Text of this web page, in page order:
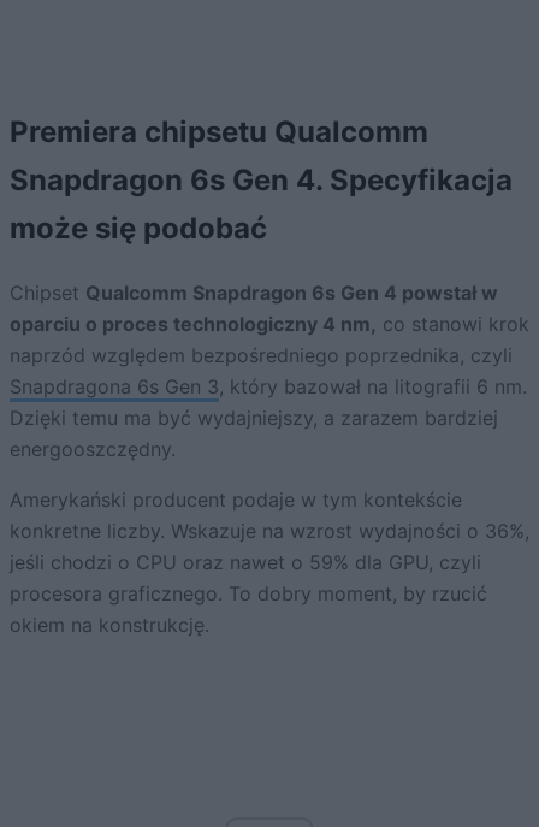
Premiera chipsetu Qualcomm
Snapdragon 6s Gen 4. Specyfikacja
może się podobać
Chipset Qualcomm Snapdragon 6s Gen 4 powstał w
oparciu o proces technologiczny 4 nm, co stanowi krok
naprzód względem bezpośredniego poprzednika, czyli
Snapdragona 6s Gen 3, który bazował na litografii 6 nm.
Dzięki temu ma być wydajniejszy, a zarazem bardziej
energooszczędny.
Amerykański producent podaje w tym kontekście
konkretne liczby. Wskazuje na wzrost wydajności o 36%,
jeśli chodzi o CPU oraz nawet o 59% dla GPU, czyli
procesora graficznego. To dobry moment, by rzucić
okiem na konstrukcję.